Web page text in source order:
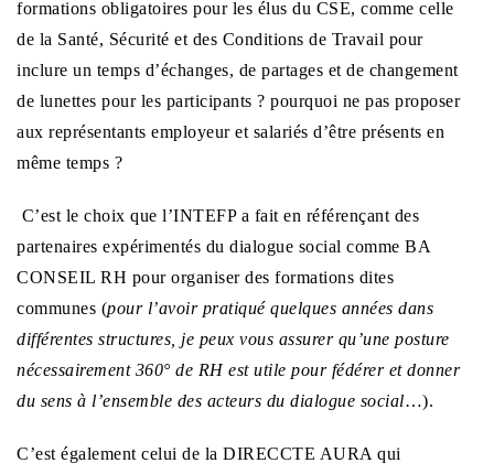
formations obligatoires pour les élus du CSE, comme celle
de la Santé, Sécurité et des Conditions de Travail pour
inclure un temps d’échanges, de partages et de changement
de lunettes pour les participants ? pourquoi ne pas proposer
aux représentants employeur et salariés d’être présents en
même temps ?
C’est le choix que l’INTEFP a fait en référençant des
partenaires expérimentés du dialogue social comme BA
CONSEIL RH pour organiser des formations dites
communes (pour l’avoir pratiqué quelques années dans
différentes structures, je peux vous assurer qu’une posture
nécessairement 360° de RH est utile pour fédérer et donner
du sens à l’ensemble des acteurs du dialogue social…).
C’est également celui de la DIRECCTE AURA qui